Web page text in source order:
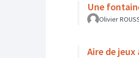
Une
Olivier
Aire de